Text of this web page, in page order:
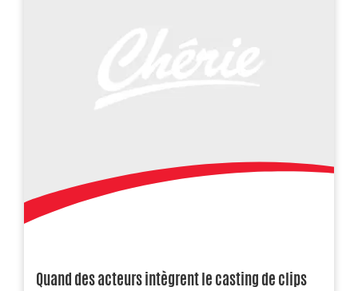
Quand des acteurs intègrent le casting de clips